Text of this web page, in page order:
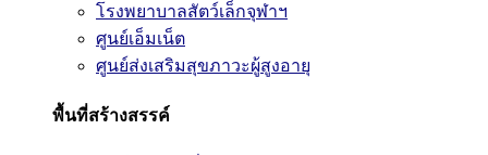
โรงพยาบาลสัตว์เล็กจุฬาฯ
ศูนย์เอ็มเน็ต
ศูนย์ส่งเสริมสุขภาวะผู้สูงอายุ
พื้นที่สร้างสรรค์